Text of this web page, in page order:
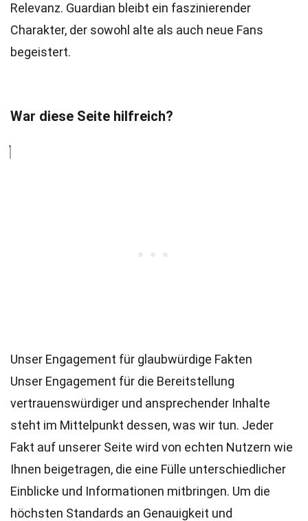
Relevanz. Guardian bleibt ein faszinierender
Charakter, der sowohl alte als auch neue Fans
begeistert.
War diese Seite hilfreich?
Unser Engagement für glaubwürdige Fakten
Unser Engagement für die Bereitstellung
vertrauenswürdiger und ansprechender Inhalte
steht im Mittelpunkt dessen, was wir tun. Jeder
Fakt auf unserer Seite wird von echten Nutzern wie
Ihnen beigetragen, die eine Fülle unterschiedlicher
Einblicke und Informationen mitbringen. Um die
höchsten Standards an Genauigkeit und